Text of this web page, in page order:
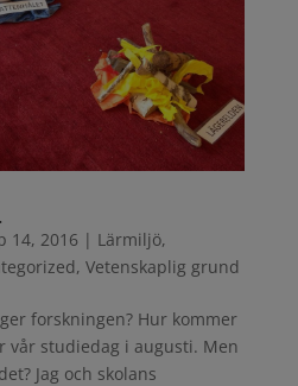
14, 2016 | Lärmiljö,
, Vetenskaplig grund
forskningen? Hur kommer
vår studiedag i augusti. Men
Jag och skolans